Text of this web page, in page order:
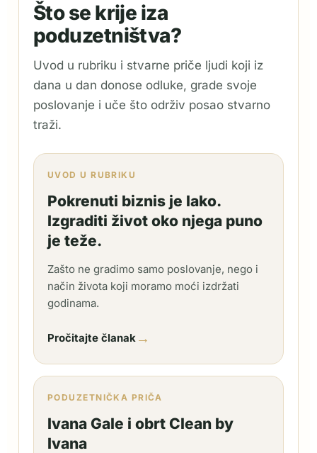
Što se krije iza
poduzetništva?
Uvod u rubriku i stvarne priče ljudi koji iz
dana u dan donose odluke, grade svoje
poslovanje i uče što održiv posao stvarno
traži.
UVOD U RUBRIKU
Pokrenuti biznis je lako.
Izgraditi život oko njega puno
je teže.
Zašto ne gradimo samo poslovanje, nego i
način života koji moramo moći izdržati
godinama.
Pročitajte članak →
PODUZETNIČKA PRIČA
Ivana Gale i obrt Clean by
Ivana